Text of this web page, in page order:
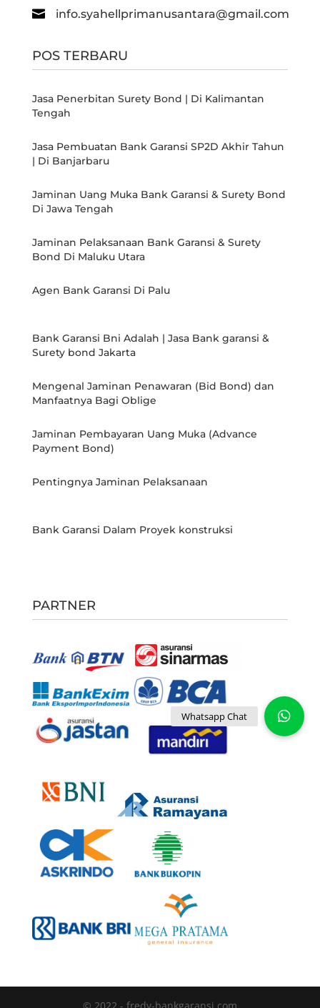
 info.syahellprimanusantara@gmail.com
POS TERBARU
Jasa Penerbitan Surety Bond | Di Kalimantan
Tengah
Jasa Pembuatan Bank Garansi SP2D Akhir Tahun
| Di Banjarbaru
Jaminan Uang Muka Bank Garansi & Surety Bond
Di Jawa Tengah
Jaminan Pelaksanaan Bank Garansi & Surety
Bond Di Maluku Utara
Agen Bank Garansi Di Palu
Bank Garansi Bni Adalah | Jasa Bank garansi &
Surety bond Jakarta
Mengenal Jaminan Penawaran (Bid Bond) dan
Manfaatnya Bagi Oblige
Jaminan Pembayaran Uang Muka (Advance
Payment Bond)
Pentingnya Jaminan Pelaksanaan
Bank Garansi Dalam Proyek konstruksi
PARTNER